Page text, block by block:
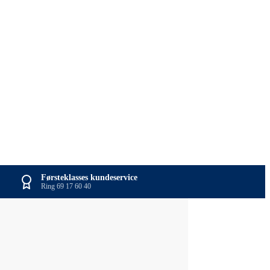
Førsteklasses kundeservice
Ring 69 17 60 40